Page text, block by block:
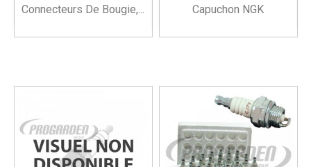
Connecteurs De Bougie,... Capuchon NGK